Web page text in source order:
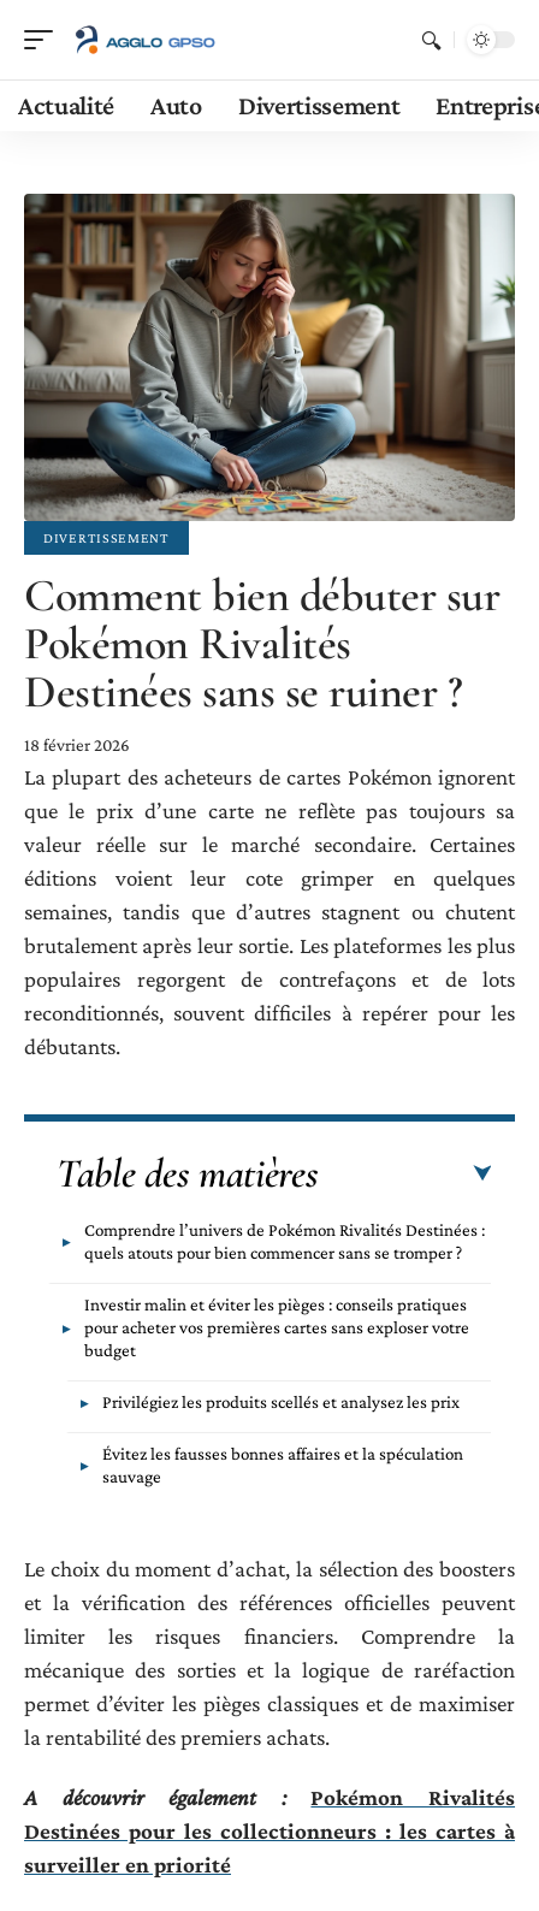
Actualité Auto Divertissement
DIVERTISSEMENT
Comment bien débuter sur
Pokémon Rivalités
Destinées sans se ruiner ?
18 février 2026
La plupart des acheteurs de cartes Pokémon ignorent
que le prix d’une carte ne reflète pas toujours sa
valeur réelle sur le marché secondaire. Certaines
éditions voient leur cote grimper en quelques
semaines, tandis que d’autres stagnent ou chutent
brutalement après leur sortie. Les plateformes les plus
populaires regorgent de contrefaçons et de lots
reconditionnés, souvent difficiles à repérer pour les
débutants.
Table des matières
Comprendre l’univers de Pokémon Rivalités Destinées :
quels atouts pour bien commencer sans se tromper ?
Investir malin et éviter les pièges : conseils pratiques
pour acheter vos premières cartes sans exploser votre
budget
Privilégiez les produits scellés et analysez les prix
Évitez les fausses bonnes affaires et la spéculation
sauvage
Le choix du moment d’achat, la sélection des boosters
et la vérification des références officielles peuvent
limiter les risques financiers. Comprendre la
mécanique des sorties et la logique de raréfaction
permet d’éviter les pièges classiques et de maximiser
la rentabilité des premiers achats.
A découvrir également :
Pokémon Rivalités
Destinées pour les collectionneurs : les cartes à
surveiller en priorité